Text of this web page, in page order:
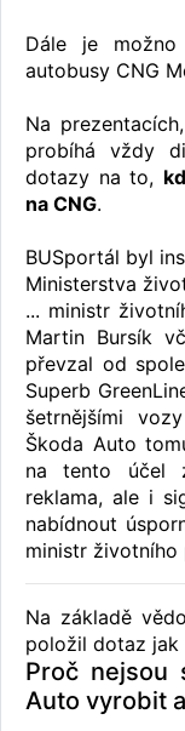
Dále je
autobusy CNG
Na
probíhá vždy
dotazy na to,
na CNG.
BUSportál byl
Ministerstva
... ministr
Martin Bursík
převzal od
Superb
šetrnějšími
Škoda Auto
na tento účel
reklama, ale i
nabídnout
ministr životního
Na základě
položil dotaz jak
Proč nejsou
Auto vyrobit